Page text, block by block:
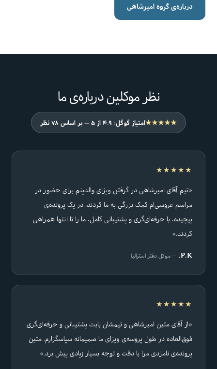
درباره‌ی گروه امیرشاهی
نظر موکلین درباره‌ی ما
★★★★★امتیاز گوگل: ۴.۹ از ۵ — بر اساس ۷۸ نظر
★★★★★
«تیم آقای امیرشاهی در گرفتن ویزای والدینم برای حضور در
مراسم عروسی‌ام کمک بزرگی به ما کردند. در یک پرونده‌ی
پیچیده، با حرفه‌ای‌گری و پشتیبانی کامل، ما را تا انتها همراهی
کردند.»
P.K. — موکل دفتر استرالیا
★★★★★
«از آقای متین امیرشاهی و تیمشان بابت پشتیبانی و حرفه‌ای‌گری
فوق‌العاده در طول پروسه‌ی ویزای ما صمیمانه سپاسگزارم. متین
پرونده‌ی نامزدی مرا با دقت و توجه بسیار زیادی پیش برد.»